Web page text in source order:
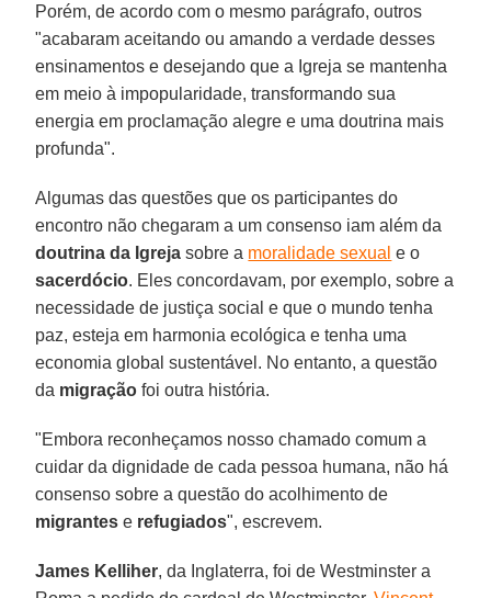
Porém, de acordo com o mesmo parágrafo, outros
"acabaram aceitando ou amando a verdade desses
ensinamentos e desejando que a Igreja se mantenha
em meio à impopularidade, transformando sua
energia em proclamação alegre e uma doutrina mais
profunda".
Algumas das questões que os participantes do
encontro não chegaram a um consenso iam além da
doutrina da Igreja sobre a moralidade sexual e o
sacerdócio. Eles concordavam, por exemplo, sobre a
necessidade de justiça social e que o mundo tenha
paz, esteja em harmonia ecológica e tenha uma
economia global sustentável. No entanto, a questão
da migração foi outra história.
"Embora reconheçamos nosso chamado comum a
cuidar da dignidade de cada pessoa humana, não há
consenso sobre a questão do acolhimento de
migrantes e refugiados", escrevem.
James Kelliher, da Inglaterra, foi de Westminster a